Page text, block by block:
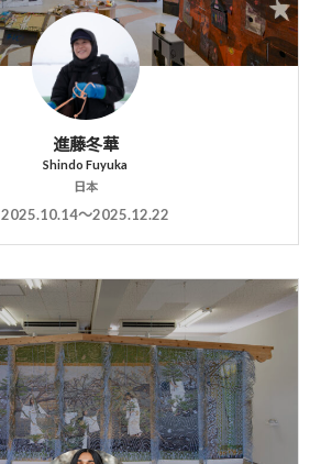
進藤冬華
Shindo Fuyuka
日本
2025.10.14〜2025.12.22